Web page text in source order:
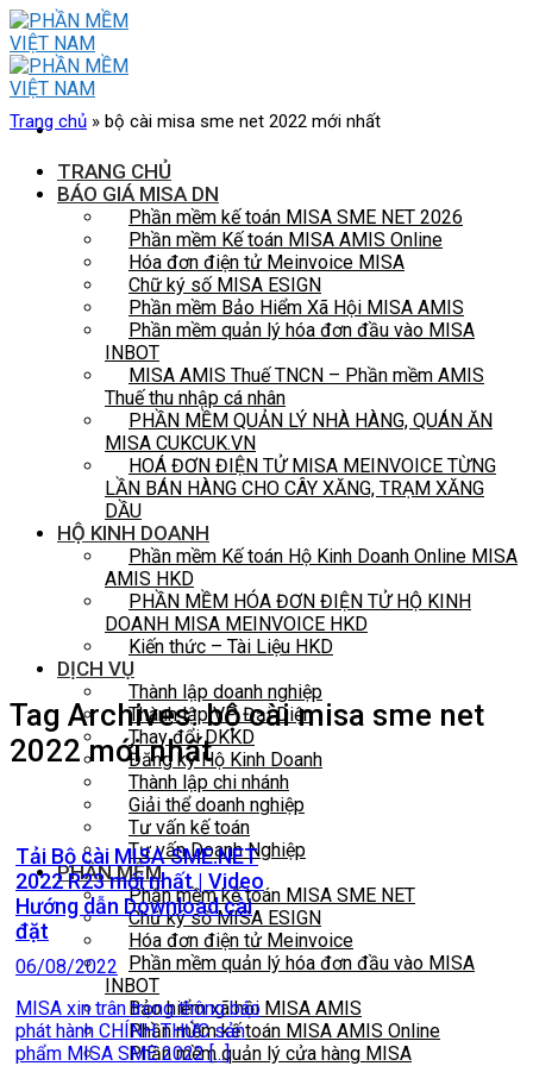
Skip
to
content
TRANG CHỦ
BÁO GIÁ MISA DN
Phần mềm kế toán MISA SME NET 2026
Phần mềm Kế toán MISA AMIS Online
Hóa đơn điện tử Meinvoice MISA
Chữ ký số MISA ESIGN
Phần mềm Bảo Hiểm Xã Hội MISA AMIS
Phần mềm quản lý hóa đơn đầu vào MISA
INBOT
MISA AMIS Thuế TNCN – Phần mềm AMIS
Thuế thu nhập cá nhân
PHẦN MỀM QUẢN LÝ NHÀ HÀNG, QUÁN ĂN
MISA CUKCUK.VN
HOÁ ĐƠN ĐIỆN TỬ MISA MEINVOICE TỪNG
LẦN BÁN HÀNG CHO CÂY XĂNG, TRẠM XĂNG
DẦU
HỘ KINH DOANH
Phần mềm Kế toán Hộ Kinh Doanh Online MISA
AMIS HKD
PHẦN MỀM HÓA ĐƠN ĐIỆN TỬ HỘ KINH
DOANH MISA MEINVOICE HKD
Kiến thức – Tài Liệu HKD
DỊCH VỤ
Thành lập doanh nghiệp
Thành lập VP Đại Diện
Thay đổi DKKD
Đăng ký Hộ Kinh Doanh
Thành lập chi nhánh
Giải thể doanh nghiệp
Tư vấn kế toán
Tư vấn Doanh Nghiệp
PHẦN MỀM
Phần mềm kế toán MISA SME NET
Chữ ký số MISA ESIGN
Hóa đơn điện tử Meinvoice
Phần mềm quản lý hóa đơn đầu vào MISA
INBOT
Bảo hiểm xã hội MISA AMIS
Phần mềm kế toán MISA AMIS Online
Phần mềm quản lý cửa hàng MISA
Trang chủ » bộ cài misa sme net 2022 mới nhất
Tag Archives:bộ cài misa sme net
2022 mới nhất
Tải Bộ cài MISA SME.NET
2022 R23 mới nhất | Video
Hướng dẫn Download cài
đặt
06/08/2022
MISA xin trân trọng thông báo
phát hành CHÍNH THỨC sản
phẩm MISA SME 2022 [...]